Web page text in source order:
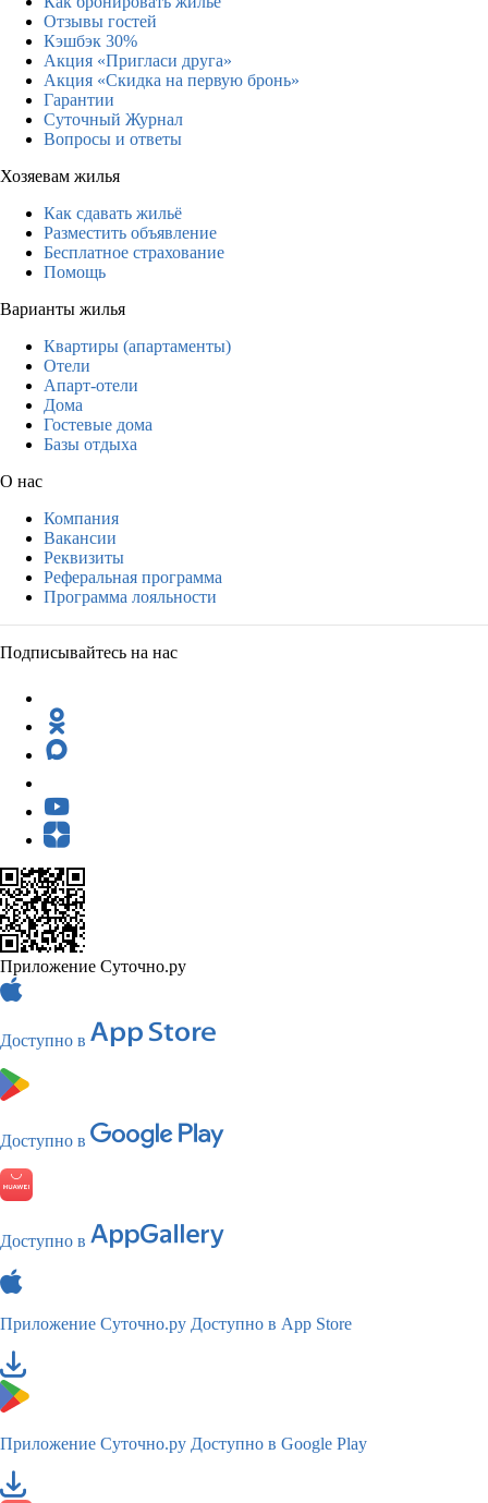
Отзывы гостей
Кэшбэк 30%
Акция «Пригласи друга»
Акция «Скидка на первую бронь»
Гарантии
Суточный Журнал
Вопросы и ответы
Хозяевам жилья
Как сдавать жильё
Разместить объявление
Бесплатное страхование
Помощь
Варианты жилья
Квартиры (апартаменты)
Отели
Апарт-отели
Дома
Гостевые дома
Базы отдыха
О нас
Компания
Вакансии
Реквизиты
Реферальная программа
Программа лояльности
Подписывайтесь на нас
Приложение Суточно.ру
Доступно в
Доступно в
Доступно в
Приложение Суточно.ру Доступно в App Store
Приложение Суточно.ру Доступно в Google Play